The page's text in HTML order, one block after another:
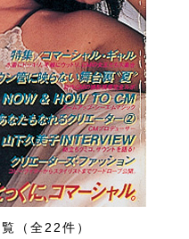
（全22件）